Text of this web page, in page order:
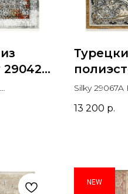
Brown
Silky
13 200 р.
NEW